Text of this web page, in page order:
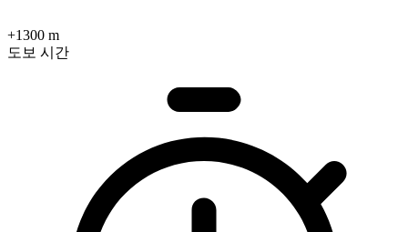
+1300 m
도보 시간